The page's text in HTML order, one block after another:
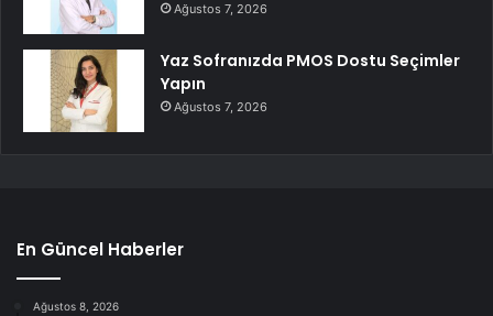
Ağustos 7, 2026
Yaz Sofranızda PMOS Dostu Seçimler
Yapın
Ağustos 7, 2026
En Güncel Haberler
Ağustos 8, 2026